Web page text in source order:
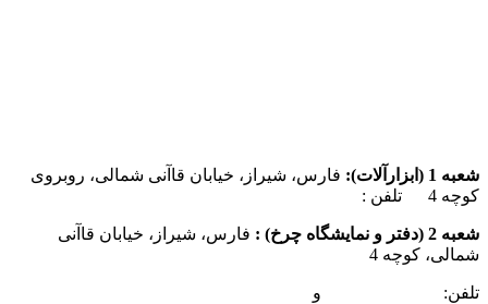
شعبه 1 (ابزارآلات):
فارس، شیراز، خیابان قاآنی شمالی، روبروی
کوچه 4 تلفن :
شعبه 2 (دفتر و نمایشگاه چرخ) :
فارس، شیراز، خیابان قاآنی
شمالی، کوچه 4
تلفن: و